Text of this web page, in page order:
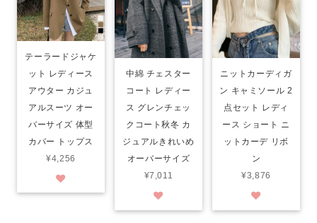
テーラードジャケ
ット レディース
アウター カジュ
アルスーツ オー
バーサイズ 体型
カバー トップス
¥4,256
中綿 チェスター
コート レディー
ス グレンチェッ
クコート秋冬 カ
ジュアルきれいめ
オーバーサイズ
¥7,011
ニットカーディガ
ン キャミソール 2
点セット レディ
ース ショート ニ
ットカーデ リボ
ン
¥3,876